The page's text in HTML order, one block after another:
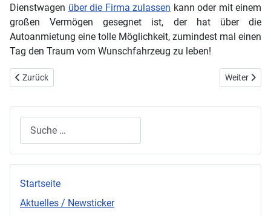
Dienstwagen über die Firma zulassen kann oder mit einem
großen Vermögen gesegnet ist, der hat über die
Autoanmietung eine tolle Möglichkeit, zumindest mal einen
Tag den Traum vom Wunschfahrzeug zu leben!
Vorheriger Beitrag: Steuern und Versicherung beim Erdgasauto - wo
Zurück Nächster
Weiter
Startseite
Aktuelles / Newsticker